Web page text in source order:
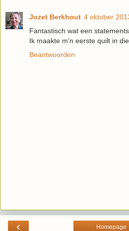
Jozet Berkhout 4 oktober
Fantastisch wat een
Ik maakte m'n eerste quilt in
Beantwoorden
‹ Homepage